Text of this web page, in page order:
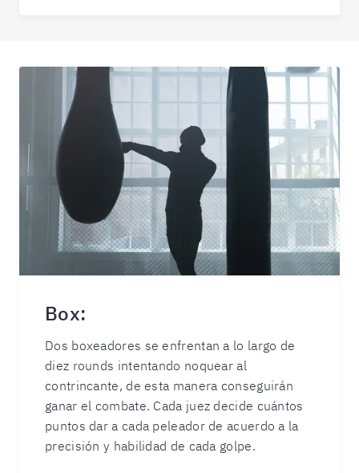
Box:
Dos boxeadores se enfrentan a lo largo de
diez rounds intentando noquear al
contrincante, de esta manera conseguirán
ganar el combate. Cada juez decide cuántos
puntos dar a cada peleador de acuerdo a la
precisión y habilidad de cada golpe.